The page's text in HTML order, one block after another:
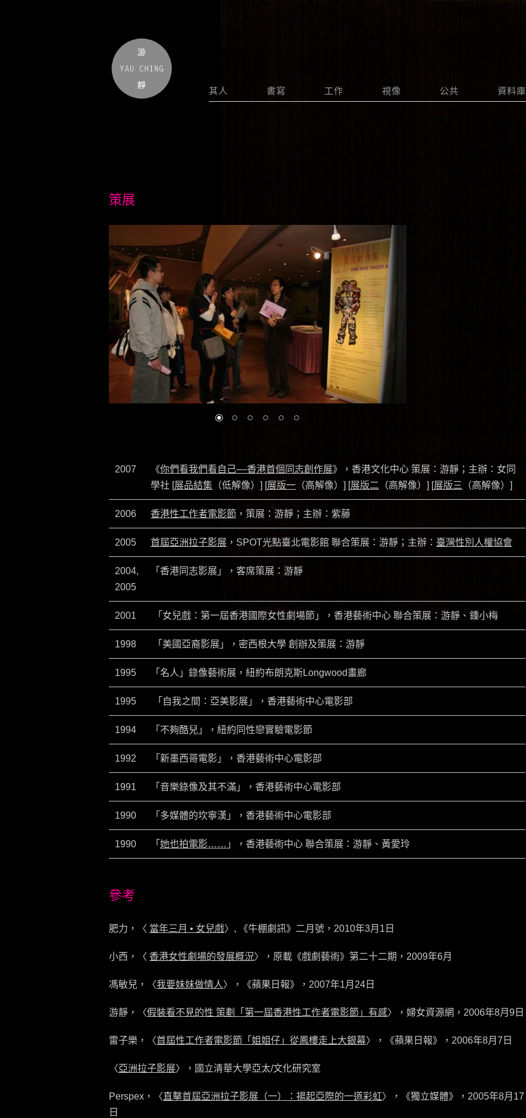
其人 書寫 工作 視像 公共 資料庫
策展
2007 《你們看我們看自己––香港首個同志創作展》，香港文化中心 策展：游靜；主辦：女同
學社 [展品結集 （低解像）] [展版一 （高解像）] [展版二 （高解像）] [展版三 （高解像）]
2006 香港性工作者電影節 ，策展：游靜；主辦：紫藤
2005 首屆亞洲拉子影展 ，SPOT光點臺北電影館 聯合策展：游靜；主辦： 臺灣性別人權協會
2004,
2005
「香港同志影展」，客席策展：游靜
2001 「女兒戲：第一屆香港國際女性劇場節」，香港藝術中心 聯合策展：游靜、鍾小梅
1998 「美國亞裔影展」，密西根大學 創辦及策展：游靜
1995 「名人」錄像藝術展，紐約布朗克斯Longwood畫廊
1995 「自我之間：亞美影展」，香港藝術中心電影部
1994 「不夠酷兒」，紐約同性戀實驗電影節
1992 「新墨西哥電影」，香港藝術中心電影部
1991 「音樂錄像及其不滿」，香港藝術中心電影部
1990 「多媒體的坎寧漢」，香港藝術中心電影部
1990 「 她也拍電影…… 」，香港藝術中心 聯合策展：游靜、黃愛玲
參考
肥力，〈 當年三月 • 女兒戲〉, 《牛棚劇訊》二月號，2010年3月1日
小西，〈 香港女性劇場的發展概況〉，原載《戲劇藝術》第二十二期，2009年6月
馮敏兒，〈我要妹妹做情人〉，《蘋果日報》，2007年1月24日
游靜，〈假裝看不見的性 策劃「第一屆香港性工作者電影節」有感〉，婦女資源網，2006年8月9日
雷子樂，〈首屆性工作者電影節「姐姐仔」從鳳樓走上大銀幕〉，《蘋果日報》，2006年8月7日
〈亞洲拉子影展〉，國立清華大學亞太/文化研究室
Perspex，〈直擊首屆亞洲拉子影展（一）：揚起亞際的一道彩虹〉，《獨立媒體》，2005年8月17
日